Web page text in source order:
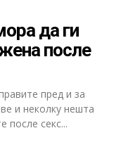
да ги
после
пред и за
и неколку нешта
после секс...